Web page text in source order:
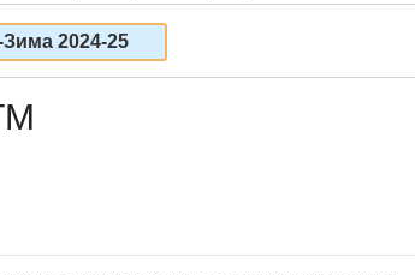
Зима 2024-25